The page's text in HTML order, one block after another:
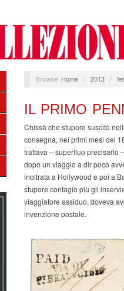
Browse: Home / 2013 /
IL PRIMO
Chissà che stupore suscitò
consegna, nei primi mesi del
trattava – superfluo precisarlo
dopo un viaggio a dir poco
inoltrata a Hollywood e poi a
stupore contagiò più gli
viaggiatore assiduo, doveva
invenzione postale.